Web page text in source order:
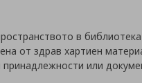
в
от здрав хартиен
или